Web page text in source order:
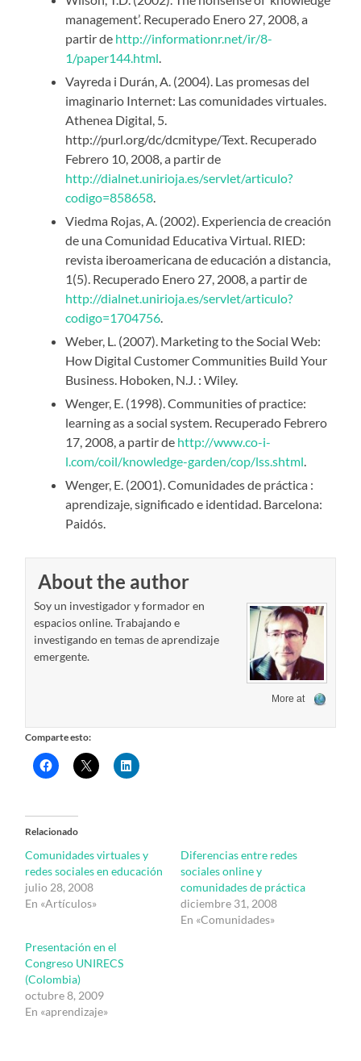
management’. Recuperado Enero 27, 2008, a
partir de http://informationr.net/ir/8-
1/paper144.html
Vayreda i Durán, A. (2004). Las promesas del
imaginario Internet: Las comunidades virtuales.
Athenea Digital, 5.
http://purl.org/dc/dcmitype/Text. Recuperado
Febrero 10, 2008, a partir de
http://dialnet.unirioja.es/servlet/articulo?
codigo=858658
Viedma Rojas, A. (2002). Experiencia de creación
de una Comunidad Educativa Virtual. RIED:
revista iberoamericana de educación a distancia,
1(5). Recuperado Enero 27, 2008, a partir de
http://dialnet.unirioja.es/servlet/articulo?
codigo=1704756
Weber, L. (2007). Marketing to the Social Web:
How Digital Customer Communities Build Your
Business. Hoboken, N.J. : Wiley.
Wenger, E. (1998). Communities of practice:
learning as a social system. Recuperado Febrero
17, 2008, a partir de http://www.co-i-
l.com/coil/knowledge-garden/cop/lss.shtml
Wenger, E. (2001). Comunidades de práctica :
aprendizaje, significado e identidad. Barcelona:
Paidós.
About the author
Soy un investigador y formador en
espacios online. Trabajando e
investigando en temas de aprendizaje
emergente.
More at
Comparte esto:
Relacionado
Comunidades virtuales y
redes sociales en educación
julio 28, 2008
En «Artículos»
Diferencias entre redes
sociales online y
comunidades de práctica
diciembre 31, 2008
En «Comunidades»
Presentación en el
Congreso UNIRECS
(Colombia)
octubre 8, 2009
En «aprendizaje»